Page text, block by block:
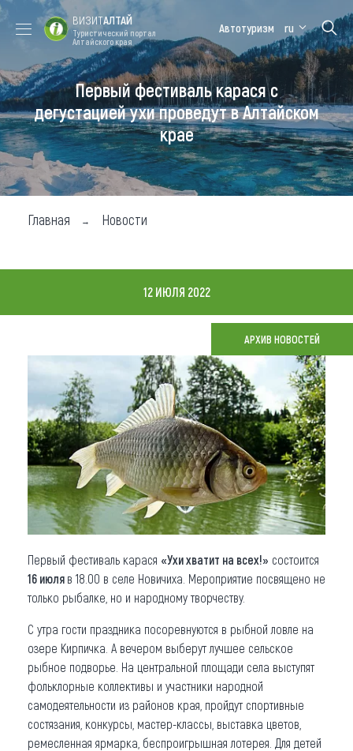
Форум VISIT
Цветение
маральника
Медицинский
форум
Алтайская
зимовка
Туры
Где побывать
Чем заняться
Карта
Что привезти (сувениры)
О регионе
Коллекция впечатлений
Другие рубрики
ВИЗИТАЛТАЙ
Туристический портал
Алтайского края
Автотуризм ru
Первый фестиваль карася с
дегустацией ухи проведут в Алтайском
крае
Главная Новости
12 ИЮЛЯ 2022
АРХИВ НОВОСТЕЙ
Первый фестиваль карася «Ухи хватит на всех!» состоится
16 июля в 18.00 в селе Новичиха. Мероприятие посвящено не
только рыбалке, но и народному творчеству.
С утра гости праздника посоревнуются в рыбной ловле на
озере Кирпичка. А вечером выберут лучшее сельское
рыбное подворье. На центральной площади села выступят
фольклорные коллективы и участники народной
самодеятельности из районов края, пройдут спортивные
состязания, конкурсы, мастер-классы, выставка цветов,
ремесленная ярмарка, беспроигрышная лотерея. Для детей